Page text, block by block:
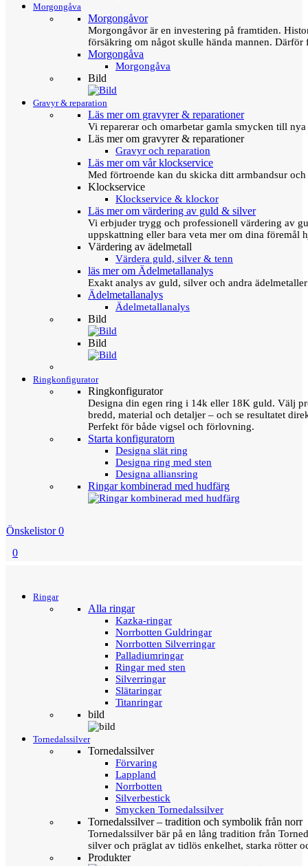
Morgongåva
Morgongåvor
Morgongåvor är en investering på framtiden.
försäkring om något skulle hända mannen.
Morgongåva
Morgongåva
Bild
Gravyr & reparation
Läs mer om gravyrer & reparationer
Vi reparerar och omarbetar gamla smycken till
Läs mer om gravyrer & reparationer
Gravyr och reparation
Läs mer om vår klockservice
Med förtroende kan du skicka ditt armbandsur
Klockservice
Klockservice & klockor
Läs mer om värdering av guld & silver
Vi erbjuder trygg och professionell värdering av
uppskattning eller bara veta mer om dina föremål
Värdering av ädelmetall
Värdera guld, silver & tenn
läs mer om Ädelmetallanalys
Exakt analys av guld, silver och andra
Ädelmetallanalys
Ädelmetallanalys
Bild
Bild
Ringkonfigurator
Ringkonfigurator
Designa din egen ring i 14k eller 18K guld. Välj
bredd, material och detaljer – och se resultatet
Perfekt för både vigsel och förlovning.
Starta konfiguratorn
Designa slät ring
Designa ring med sten
Designa alliansring
Ringar kombinerad med hudfärg
Önskelistor 0
0
Ringar
Alla ringar
Kazka-ringar
Norrbotten Guldringar
Norrbotten Silverringar
Palladiumringar
Ringar med sten
Silverringar
Slätaringar
Titanringar
bild
Tornedalssilver
Tornedalssilver
Förvaring
Lappland
Norrbotten
Silverbestick
Smycken Tornedalssilver
Tornedalssilver – tradition och symbolik från norr
Tornedalssilver bär på en lång tradition från
silver och präglat av tidlös enkelhet, starka rötter
Produkter